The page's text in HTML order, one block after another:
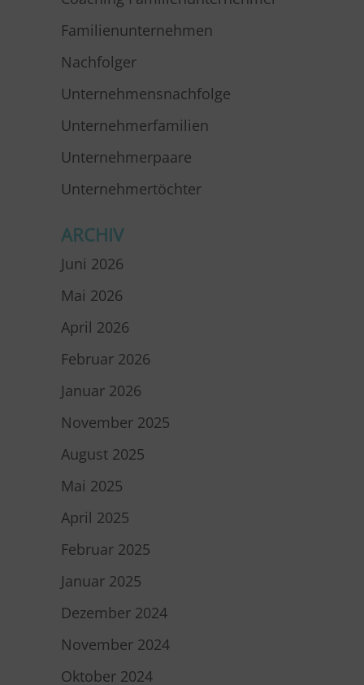
Familienunternehmen
Nachfolger
Unternehmensnachfolge
Unternehmerfamilien
Unternehmerpaare
Unternehmertöchter
ARCHIV
Juni 2026
Mai 2026
April 2026
Februar 2026
Januar 2026
November 2025
August 2025
Mai 2025
April 2025
Februar 2025
Januar 2025
Dezember 2024
November 2024
Oktober 2024